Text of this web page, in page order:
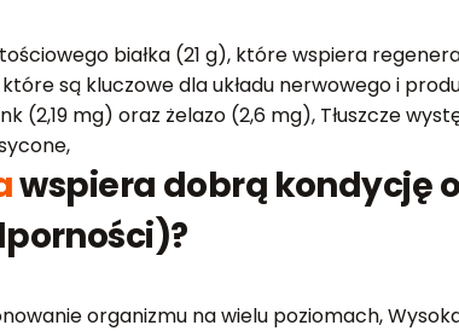
białka (21 g), które wspiera
które są kluczowe dla układu nerwowego i
(2,19 mg) oraz żelazo (2,6 mg), Tłuszcze
wspiera dobrą kondycję
organizmu na wielu poziomach,